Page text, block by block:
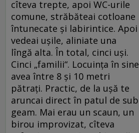
cîteva trepte, apoi WC-urile
comune, străbăteai cotloane
întunecate şi labirintice. Apoi
vedeai uşile, aliniate una
lîngă alta. În total, cinci uşi.
Cinci „familii“. Locuinţa în sine
avea între 8 şi 10 metri
pătraţi. Practic, de la uşă te
aruncai direct în patul de sub
geam. Mai erau un scaun, un
birou improvizat, cîteva